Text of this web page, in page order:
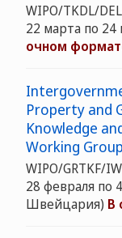
WIPO/TKDL/
22 марта по
очном
Property and
Knowledge
Working
WIPO/GRTKF/
28 февраля по
Швейцария) В